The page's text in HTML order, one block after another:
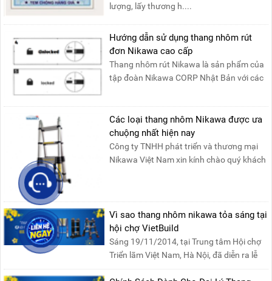
lượng, lấy thương h....
Hướng dẫn sử dụng thang nhôm rút
đơn Nikawa cao cấp
Thang nhôm rút Nikawa là sản phẩm của
tập đoàn Nikawa CORP Nhật Bản với các
Các loại thang nhôm Nikawa được ưa
chuộng nhất hiện nay
Công ty TNHH phát triển và thương mại
Nikawa Việt Nam xin kính chào quý khách
Vì sao thang nhôm nikawa tỏa sáng tại
hội chợ VietBuild
Sáng 19/11/2014, tại Trung tâm Hội chợ
Triển lãm Việt Nam, Hà Nội, đã diễn ra lễ
khai mạc “Triể....